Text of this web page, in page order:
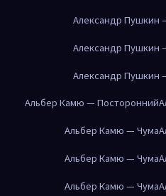
Александр Пушкин
Александр Пушкин
Александр Пушкин
Альбер Камю — Посторонний
Альбер Камю — Чума
Альбер Камю — Чума
Альбер Камю — Чума